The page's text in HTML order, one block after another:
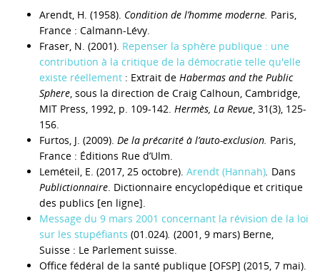
Arendt, H. (1958). Condition de l’homme moderne. Paris,
France : Calmann-Lévy.
Fraser, N. (2001). Repenser la sphère publique : une
contribution à la critique de la démocratie telle qu'elle
existe réellement : Extrait de Habermas and the Public
Sphere, sous la direction de Craig Calhoun, Cambridge,
MIT Press, 1992, p. 109-142. Hermès, La Revue, 31(3), 125-
156.
Furtos, J. (2009). De la précarité à l’auto-exclusion. Paris,
France : Éditions Rue d’Ulm.
Leméteil, E. (2017, 25 octobre). Arendt (Hannah). Dans
Publictionnaire. Dictionnaire encyclopédique et critique
des publics [en ligne].
Message du 9 mars 2001 concernant la révision de la loi
sur les stupéfiants (01.024). (2001, 9 mars) Berne,
Suisse : Le Parlement suisse.
Office fédéral de la santé publique [OFSP] (2015, 7 mai).